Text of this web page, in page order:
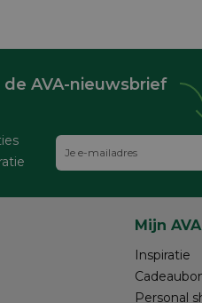
de AVA-nieuwsbrief
Mijn AVA
Inspiratie
Personal